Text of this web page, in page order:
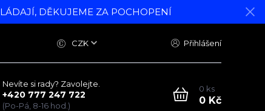
DĚKUJEME ZA POCHOPENÍ
CZK Přihlášení
Nevíte si rady? Zavolejte.
+420 777 247 722
(Po-Pá, 8-16 hod.)
0 ks
0 Kč